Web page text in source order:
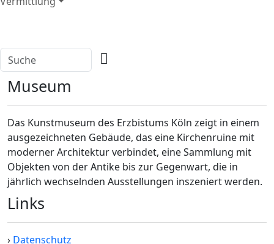
Museum
Das Kunstmuseum des Erzbistums Köln zeigt in einem
ausgezeichneten Gebäude, das eine Kirchenruine mit
moderner Architektur verbindet, eine Sammlung mit
Objekten von der Antike bis zur Gegenwart, die in
jährlich wechselnden Ausstellungen inszeniert werden.
Links
› Datenschutz